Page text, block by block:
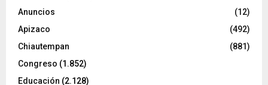
Anuncios
(12)
Apizaco
(492)
Chiautempan
(881)
Congreso (1.852)
Educación (2.128)